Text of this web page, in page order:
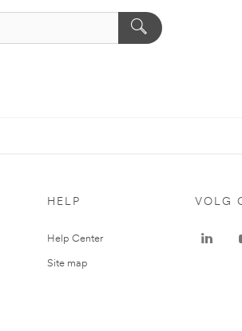
HELP
Help Center
Site map
VOLG